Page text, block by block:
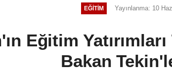
EĞITIM Yayınlanma: 10
Eğitim
Bakan